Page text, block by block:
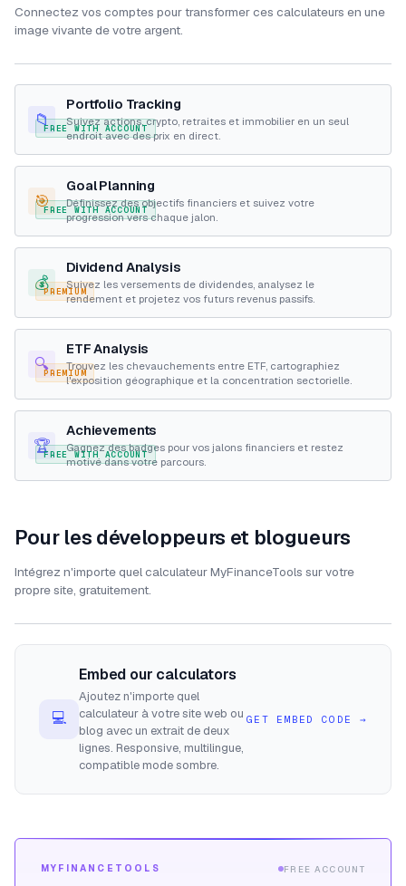
Connectez vos comptes pour transformer ces calculateurs en une
image vivante de votre argent.
📁
Portfolio Tracking
Suivez actions, crypto, retraites et immobilier en un seul
endroit avec des prix en direct.
FREE WITH ACCOUNT
🎯
Goal Planning
Définissez des objectifs financiers et suivez votre
progression vers chaque jalon.
FREE WITH ACCOUNT
💰
Dividend Analysis
Suivez les versements de dividendes, analysez le
rendement et projetez vos futurs revenus passifs.
PREMIUM
🔍
ETF Analysis
Trouvez les chevauchements entre ETF, cartographiez
l'exposition géographique et la concentration sectorielle.
PREMIUM
🏆
Achievements
Gagnez des badges pour vos jalons financiers et restez
motivé dans votre parcours.
FREE WITH ACCOUNT
Pour les développeurs et blogueurs
Intégrez n'importe quel calculateur MyFinanceTools sur votre
propre site, gratuitement.
💻
Embed our calculators
Ajoutez n'importe quel
calculateur à votre site web ou
blog avec un extrait de deux
lignes. Responsive, multilingue,
compatible mode sombre.
GET EMBED CODE →
MYFINANCETOOLS FREE ACCOUNT